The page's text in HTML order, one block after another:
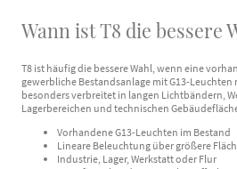
Wann ist T8 die bessere
T8 ist häufig die bessere Wahl, wenn eine
gewerbliche Bestandsanlage mit G13-
besonders verbreitet in langen Lichtbändern,
Lagerbereichen und technischen
Vorhandene G13-Leuchten im Bestand
Lineare Beleuchtung über größere
Industrie, Lager, Werkstatt oder Flur